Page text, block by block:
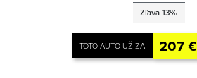
Zľava 13%
TOTO AUTO UŽ ZA 207 €